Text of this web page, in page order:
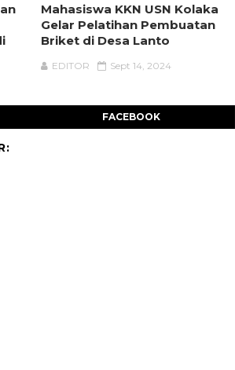
Mahasiswa KKN USN Kolaka
Gelar Pelatihan Pembuatan
Briket di Desa Lanto
EDITOR Sept 14, 2024
FACEBOOK